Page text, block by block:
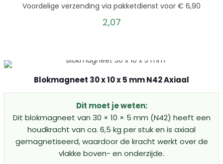
Voordelige verzending via pakketdienst voor € 6,90
2,07
Blokmagneet 30 x 10 x 5 mm N42 Axiaal
Dit moet je weten:
Dit blokmagneet van 30 × 10 × 5 mm (N42) heeft een
houdkracht van ca. 6,5 kg per stuk en is axiaal
gemagnetiseerd, waardoor de kracht werkt over de
vlakke boven- en onderzijde.